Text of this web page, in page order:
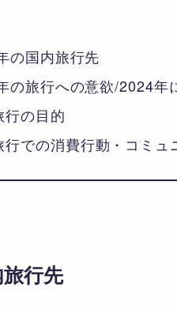
の国内旅行先​
の旅行への意欲/2024年
行の目的
行での消費行動・コミュ
行先